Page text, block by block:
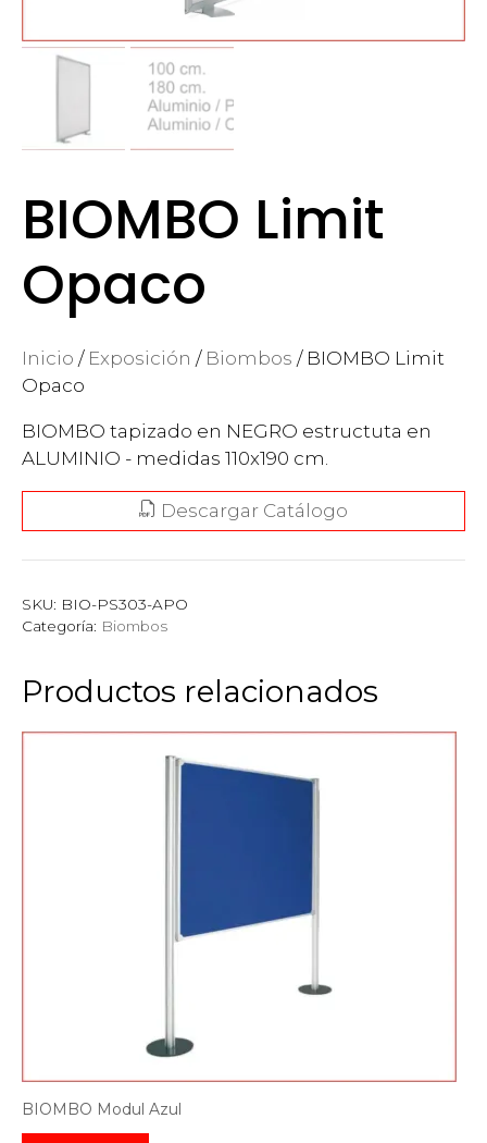
BIOMBO Limit
Opaco
Inicio / Exposición / Biombos / BIOMBO Limit
Opaco
BIOMBO tapizado en NEGRO estructuta en
ALUMINIO - medidas 110x190 cm.
Descargar Catálogo
SKU: BIO-PS303-APO
Categoría: Biombos
Productos relacionados
BIOMBO Modul Azul